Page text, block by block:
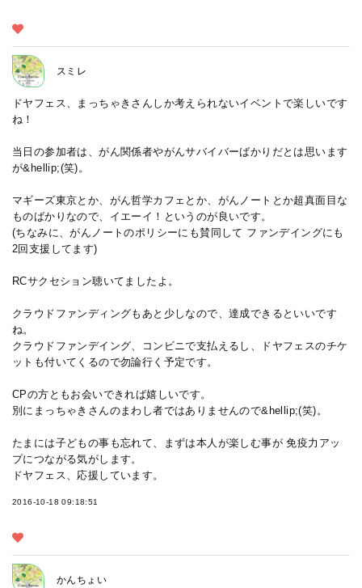
スミレ
ドヤフェス、まっちゃきさんしか考えられないイベントで楽しいです
ね！
当日の参加者は、がん関係者やがんサバイバーばかりだとは思います
が&hellip;(笑)。
マギーズ東京とか、がん哲学カフェとか、がんノートとか超真面目な
ものばかりなので、イエーイ！というのが良いです。
(ちなみに、がんノートのポリシーにも賛同して ファンデイングにも
2回支援してます)
RCサクセション聴いてましたよ。
クラウドファンディングもあと少しなので、達成できるといいです
ね。
クラウドファンデイング、コンビニで支払えるし、ドヤフェスのチケ
ットも付いてくるので勿論行く予定です。
CPの方ともお会いできれば嬉しいです。
別にまっちゃきさんのまわし者ではありませんので&hellip;(笑)。
たまには子どもの事も忘れて、まずは本人が楽しむ事が 免疫力アッ
プにつながる気がします。
ドヤフェス、応援しています。
2016-10-18 09:18:51
かんちょい